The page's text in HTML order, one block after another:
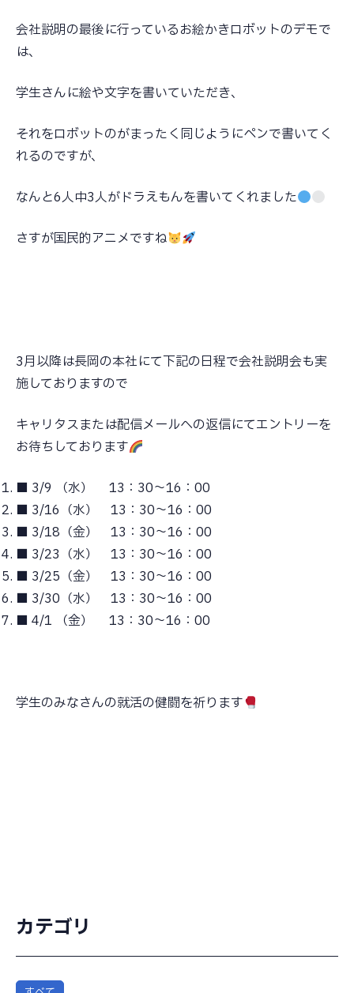
会社説明の最後に行っているお絵かきロボットのデモで
は、
学生さんに絵や文字を書いていただき、
それをロボットのがまったく同じようにペンで書いてく
れるのですが、
なんと6人中3人がドラえもんを書いてくれました
さすが国民的アニメですね
3月以降は長岡の本社にて下記の日程で会社説明会も実
施しておりますので
キャリタスまたは配信メールへの返信にてエントリーを
お待ちしております
■ 3/9 （水） 13：30～16：00
■ 3/16（水） 13：30～16：00
■ 3/18（金） 13：30～16：00
■ 3/23（水） 13：30～16：00
■ 3/25（金） 13：30～16：00
■ 3/30（水） 13：30～16：00
■ 4/1 （金） 13：30～16：00
学生のみなさんの就活の健闘を祈ります
カテゴリ